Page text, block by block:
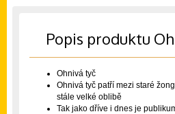
Popis produktu
Ohnivá tyč
Ohnivá tyč patří mezi staré
stále velké oblibě
Tak jako dříve i dnes je